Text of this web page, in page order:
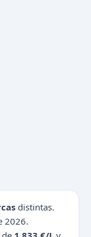
distintas.
2026.